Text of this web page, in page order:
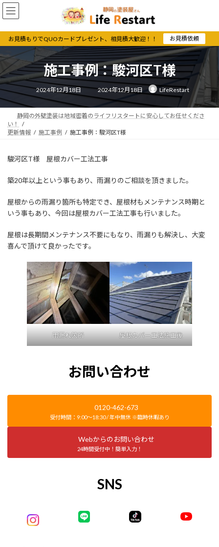
コ
ン
ン
へ
ス
キ
ッ
プ
ナ
ビ
ー
ョ
ン
に
移
動
お見積もりでQUOカードプレゼント、相見積大歓迎！！ お見積依頼
施工事例：駿河区T様
2024年12月18日
終
更
日
時
:
2024年12月18日 LifeRestart
静岡の外壁塗装は地域密着のライフリスタートに安心してお任せくださ
い！
更新情報
施工事例 施工事例：駿河区T様
駿河区T様 屋根カバー工法工事
築20年以上という事もあり、雨漏りのご相談を頂きました。
屋根からの雨漏り箇所も特定でき、屋根材もメンテナンス時期と
いう事もあり、今回は屋根カバー工法工事も行いました。
屋根は長期間メンテナンス不要にもなり、雨漏りも解決し、大変
喜んで頂けて良かったです。
雨漏れ箇所 屋根カバー工法施工後
お問い合わせ
0120-462-673
受付時間：9:00～18:30 / 年中無休 ※臨時休暇あり
Webからのお問い合わせ
24時間受付中！簡単入力！
SNS